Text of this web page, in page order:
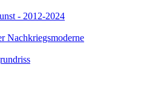
- 2012-2024
Nachkriegsmoderne